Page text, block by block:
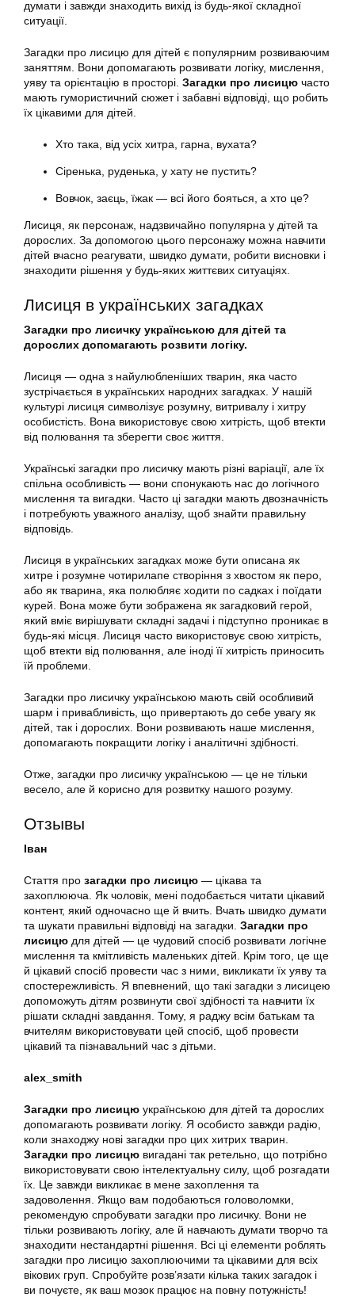
думати і завжди знаходить вихід із будь-якої складної
ситуації.
Загадки про лисицю для дітей є популярним розвиваючим
заняттям. Вони допомагають розвивати логіку, мислення,
уяву та орієнтацію в просторі. Загадки про лисицю часто
мають гумористичний сюжет і забавні відповіді, що робить
їх цікавими для дітей.
Хто така, від усіх хитра, гарна, вухата?
Сіренька, руденька, у хату не пустить?
Вовчок, заєць, їжак — всі його бояться, а хто це?
Лисиця, як персонаж, надзвичайно популярна у дітей та
дорослих. За допомогою цього персонажу можна навчити
дітей вчасно реагувати, швидко думати, робити висновки і
знаходити рішення у будь-яких життєвих ситуаціях.
Лисиця в українських загадках
Загадки про лисичку українською для дітей та
дорослих допомагають розвити логіку.
Лисиця — одна з найулюбленіших тварин, яка часто
зустрічається в українських народних загадках. У нашій
культурі лисиця символізує розумну, витривалу і хитру
особистість. Вона використовує свою хитрість, щоб втекти
від полювання та зберегти своє життя.
Українські загадки про лисичку мають різні варіації, але їх
спільна особливість — вони спонукають нас до логічного
мислення та вигадки. Часто ці загадки мають двозначність
і потребують уважного аналізу, щоб знайти правильну
відповідь.
Лисиця в українських загадках може бути описана як
хитре і розумне чотирилапе створіння з хвостом як перо,
або як тварина, яка полюбляє ходити по садках і поїдати
курей. Вона може бути зображена як загадковий герой,
який вміє вирішувати складні задачі і підступно проникає в
будь-які місця. Лисиця часто використовує свою хитрість,
щоб втекти від полювання, але іноді її хитрість приносить
їй проблеми.
Загадки про лисичку українською мають свій особливий
шарм і привабливість, що привертають до себе увагу як
дітей, так і дорослих. Вони розвивають наше мислення,
допомагають покращити логіку і аналітичні здібності.
Отже, загадки про лисичку українською — це не тільки
весело, але й корисно для розвитку нашого розуму.
Отзывы
Іван
Стаття про загадки про лисицю — цікава та
захоплююча. Як чоловік, мені подобається читати цікавий
контент, який одночасно ще й вчить. Вчать швидко думати
та шукати правильні відповіді на загадки. Загадки про
лисицю для дітей — це чудовий спосіб розвивати логічне
мислення та кмітливість маленьких дітей. Крім того, це ще
й цікавий спосіб провести час з ними, викликати їх уяву та
спостережливість. Я впевнений, що такі загадки з лисицею
допоможуть дітям розвинути свої здібності та навчити їх
рішати складні завдання. Тому, я раджу всім батькам та
вчителям використовувати цей спосіб, щоб провести
цікавий та пізнавальний час з дітьми.
alex_smith
Загадки про лисицю українською для дітей та дорослих
допомагають розвивати логіку. Я особисто завжди радію,
коли знаходжу нові загадки про цих хитрих тварин.
Загадки про лисицю вигадані так ретельно, що потрібно
використовувати свою інтелектуальну силу, щоб розгадати
їх. Це завжди викликає в мене захоплення та
задоволення. Якщо вам подобаються головоломки,
рекомендую спробувати загадки про лисичку. Вони не
тільки розвивають логіку, але й навчають думати творчо та
знаходити нестандартні рішення. Всі ці елементи роблять
загадки про лисицю захоплюючими та цікавими для всіх
вікових груп. Спробуйте розв’язати кілька таких загадок і
ви почуєте, як ваш мозок працює на повну потужність!